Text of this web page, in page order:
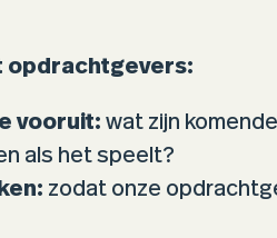
opdrachtgevers:
vooruit: wat zijn
als het speelt?
zodat onze